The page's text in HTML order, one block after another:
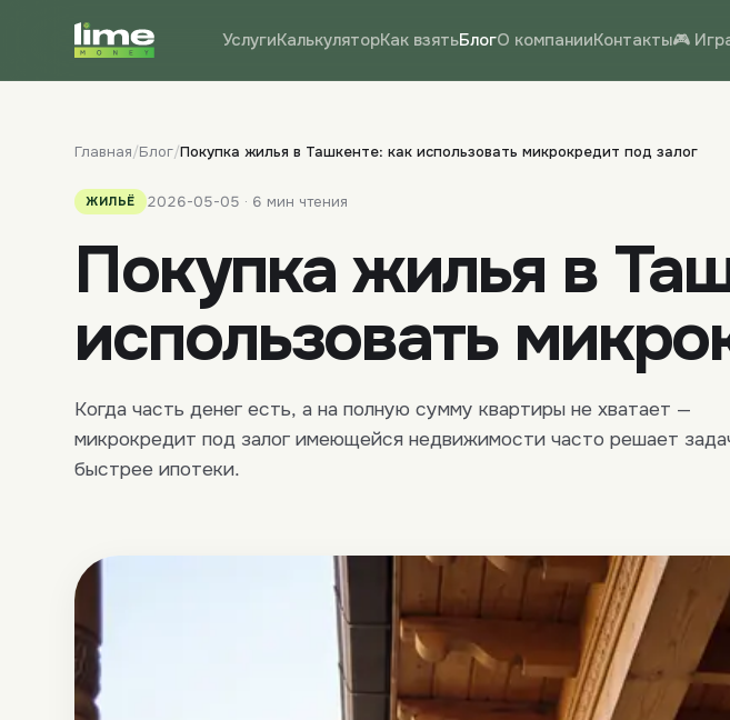
УслугиКалькуляторКак взятьБлогО компанииКонтакты🎮
Главная/Блог/Покупка жилья в Ташкенте: как использовать микрокредит под залог
ЖИЛЬЁ 2026-05-05 · 6 мин чтения
Покупка жилья в
использовать
Когда часть денег есть, а на полную сумму квартиры не хватает —
микрокредит под залог имеющейся недвижимости часто решает
быстрее ипотеки.